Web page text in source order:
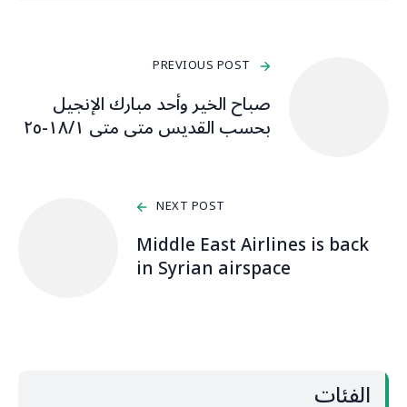
PREVIOUS POST
صباح الخير وأحد مبارك الإنجيل
بحسب القديس متى متى ١٨/١-٢٥
NEXT POST
Middle East Airlines is back
in Syrian airspace
الفئات